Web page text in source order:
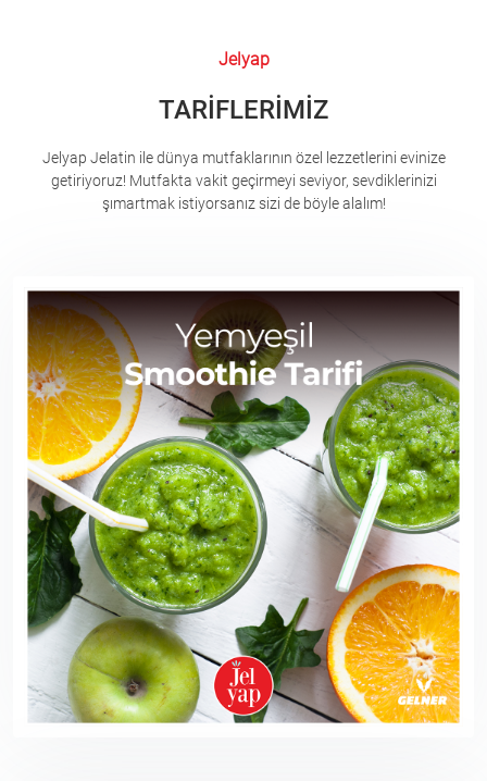
Jelyap
TARİFLERİMİZ
Jelyap Jelatin ile dünya mutfaklarının özel lezzetlerini evinize
getiriyoruz! Mutfakta vakit geçirmeyi seviyor, sevdiklerinizi
şımartmak istiyorsanız sizi de böyle alalım!